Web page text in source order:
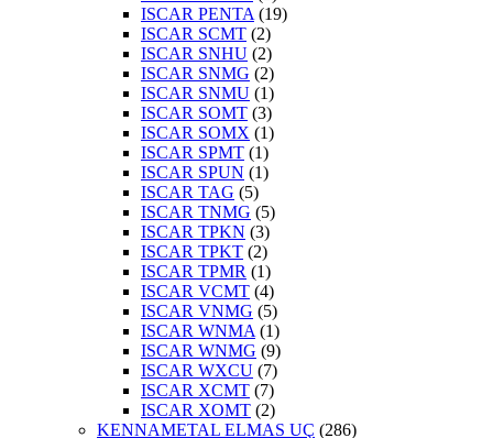
ISCAR PENTA (19)
ISCAR SCMT (2)
ISCAR SNHU (2)
ISCAR SNMG (2)
ISCAR SNMU (1)
ISCAR SOMT (3)
ISCAR SOMX (1)
ISCAR SPMT (1)
ISCAR SPUN (1)
ISCAR TAG (5)
ISCAR TNMG (5)
ISCAR TPKN (3)
ISCAR TPKT (2)
ISCAR TPMR (1)
ISCAR VCMT (4)
ISCAR VNMG (5)
ISCAR WNMA (1)
ISCAR WNMG (9)
ISCAR WXCU (7)
ISCAR XCMT (7)
ISCAR XOMT (2)
KENNAMETAL ELMAS UÇ (286)